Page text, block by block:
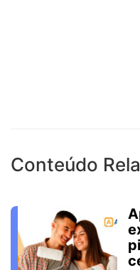
Conteúdo